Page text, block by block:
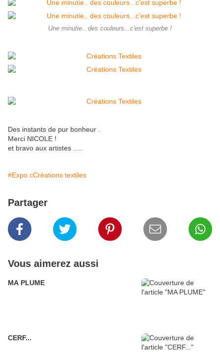
Une minutie.. des couleurs...c'est superbe !
Des instants de pur bonheur .
Merci NICOLE !
et bravo aux artistes .....
#Expo cCréations textiles
Partager
Vous aimerez aussi
MA PLUME
CERF...